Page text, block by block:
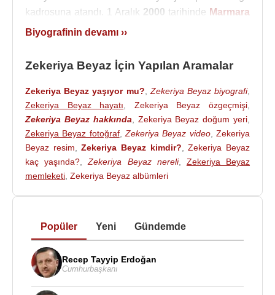
kadrosuna atandı. 1 Aralık 2000 tarihinde Marmara
Üniversitesi
İlahiyat Fakültesi Dekanlığı görevine
yürüttü. Ardından İstanbul Üniversitesi İlahiyat
Fakültesindeki görevine geldi. Zekeriya Beyaz, 1
Mart2005tarihinde yaş haddinden emekli oldu.
Prof. Dr. Zekeriya Beyaz, 18 Mart 2022’de
Esenler’deki özel bir hastanede aspirasyon
pnömonisi nedeniyle yoğun bakıma kaldırıldı ve 11
Nisan 2022 günü hayatını kaybetti.
Zekeriya Beyaz'ın. 5 çocuğu vardır.
- İslam'a Göre Milliyetçilik
- Türklük Kanımız, İslam Canımız
- İslam ve Siyasi Düzen
- İslam Müjdesi
- İslam Kolay Din
Biyografinin devamı ››
Zekeriya Beyaz İçin Yapılan Aramalar
Zekeriya Beyaz yaşıyor mu? Zekeriya Beyaz biyografi,
Zekeriya Beyaz hayatı
Zekeriya Beyaz özgeçmişi
Zekeriya Beyaz hakkında
Zekeriya Beyaz doğum yeri
Zekeriya Beyaz fotoğraf,Zekeriya Beyaz video,Zekeriya
Beyaz resim ,Zekeriya Beyaz kimdir? ,Zekeriya Beyaz
kaç yaşında? ,Zekeriya Beyaz nereli, Zekeriya Beyaz
memleketi Zekeriya Beyaz albümleri
Popüler Yeni Gündemde
Recep Tayyip Erdoğan
Cumhurbaşkanı